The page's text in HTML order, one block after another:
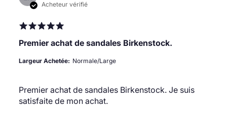
Acheteur vérifié
Premier achat de sandales Birkenstock.
Premier achat de sandales Birkenstock. Je suis
satisfaite de mon achat.
Largeur Achetée: Normale/Large